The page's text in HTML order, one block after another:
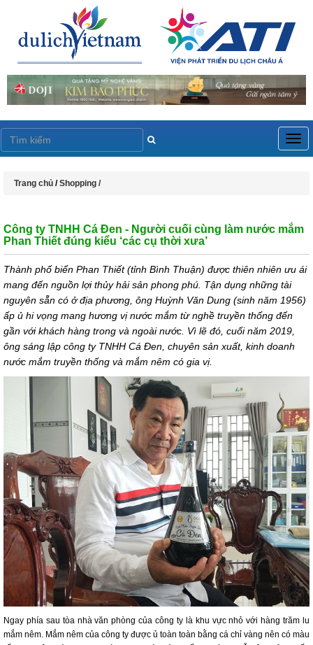
Trang chủ /Shopping /
Công ty TNHH Cá Đen - Người cuối cùng làm nước mắm
Phan Thiết đúng kiểu ‘các cụ thời xưa’
Thành phố biển Phan Thiết (tỉnh Bình Thuận) được thiên nhiên ưu ái
mang đến nguồn lợi thủy hải sản phong phú. Tận dụng những tài
nguyên sẵn có ở địa phương, ông Huỳnh Văn Dung (sinh năm 1956)
ấp ủ hi vọng mang hương vị nước mắm từ nghề truyền thống đến
gần với khách hàng trong và ngoài nước. Vì lẽ đó, cuối năm 2019,
ông sáng lập công ty TNHH Cá Đen, chuyên sản xuất, kinh doanh
nước mắm truyền thống và mắm nêm có gia vị.
Ngay phía sau tòa nhà văn phòng của công ty là khu vực nhỏ với hàng trăm lu
mắm nêm. Mắm nêm của công ty được ủ toàn toàn bằng cá chỉ vàng nên có màu